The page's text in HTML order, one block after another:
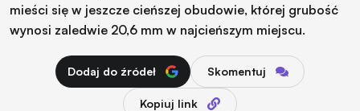
mieści się w jeszcze cieńszej obudowie, której grubość
wynosi zaledwie 20,6 mm w najcieńszym miejscu.
Dodaj do źródeł Skomentuj
Kopiuj link